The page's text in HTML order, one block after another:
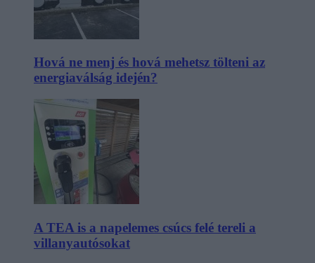
Hová ne menj és hová mehetsz tölteni az
energiaválság idején?
A TEA is a napelemes csúcs felé tereli a
villanyautósokat